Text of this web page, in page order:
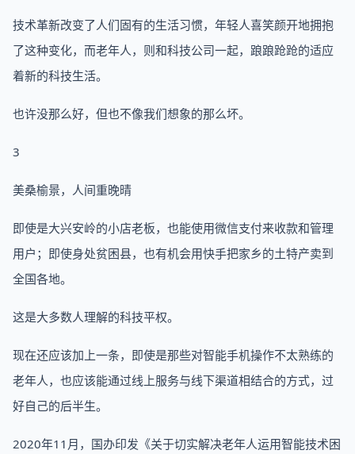
技术革新改变了人们固有的生活习惯，年轻人喜笑颜开地拥抱
了这种变化，而老年人，则和科技公司一起，踉踉跄跄的适应
着新的科技生活。
也许没那么好，但也不像我们想象的那么坏。
3
美桑榆景，人间重晚晴
即使是大兴安岭的小店老板，也能使用微信支付来收款和管理
用户；即使身处贫困县，也有机会用快手把家乡的土特产卖到
全国各地。
这是大多数人理解的科技平权。
现在还应该加上一条，即使是那些对智能手机操作不太熟练的
老年人，也应该能通过线上服务与线下渠道相结合的方式，过
好自己的后半生。
2020年11月，国办印发《关于切实解决老年人运用智能技术困